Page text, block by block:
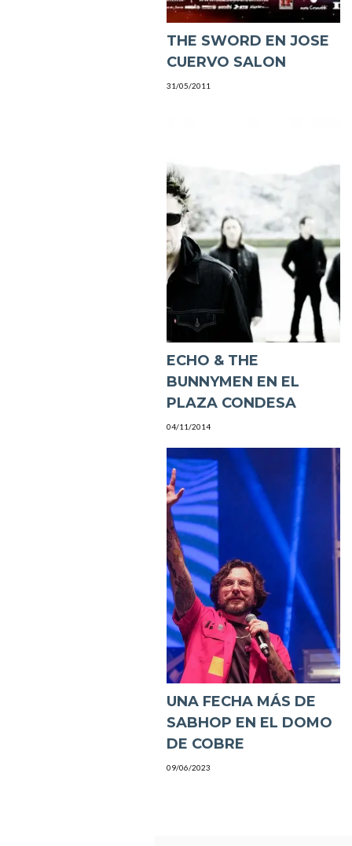
THE SWORD EN JOSE
CUERVO SALON
31/05/2011
ECHO & THE
BUNNYMEN EN EL
PLAZA CONDESA
04/11/2014
UNA FECHA MÁS DE
SABHOP EN EL DOMO
DE COBRE
09/06/2023